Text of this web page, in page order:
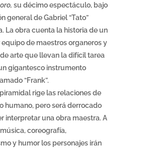
su décimo espectáculo, bajo
general de Gabriel “Tato”
La obra cuenta la historia de un
de maestros organeros y
arte que llevan la difícil tarea
gigantesco instrumento
“Frank”.
rige las relaciones de
humano, pero será derrocado
interpretar una obra maestra. A
coreografía,
y humor los personajes irán